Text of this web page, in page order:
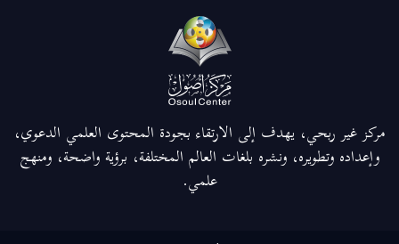
مركز غير ربحي، يهدف إلى الارتقاء بجودة المحتوى العلمي الدعوي،
وإعداده وتطويره، ونشره بلغات العالم المختلفة، برؤية واضحة، ومنهج
علمي.